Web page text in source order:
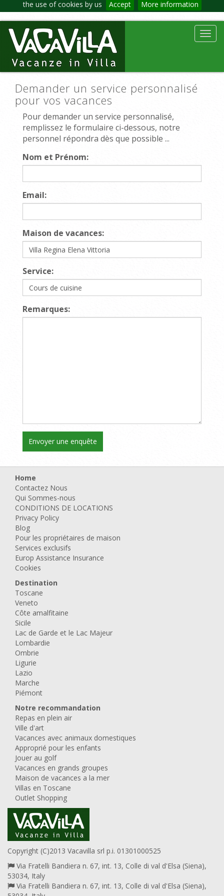
the use of cookies by us Accept More information
Demander un service personnalisé
pour vos vacances
Pour demander un service personnalisé,
remplissez le formulaire ci-dessous, notre
personnel répondra dès que possible ...
Nom et Prénom:
Email:
Maison de vacances:
Service:
Remarques:
Home
Contactez Nous
Qui Sommes-nous
CONDITIONS DE LOCATIONS
Privacy Policy
Blog
Pour les propriétaires de maison
Services exclusifs
Europ Assistance Insurance
Cookies
Destination
Toscane
Veneto
Côte amalfitaine
Sicile
Lac de Garde et le Lac Majeur
Lombardie
Ombrie
Ligurie
Lazio
Marche
Piémont
Notre recommandation
Repas en plein air
Ville d'art
Vacances avec animaux domestiques
Approprié pour les enfants
Jouer au golf
Vacances en grands groupes
Maison de vacances a la mer
Villas en Toscane
Outlet Shopping
Copyright (C)2013 Vacavilla srl p.i. 01301000525
Via Fratelli Bandiera n. 67, int. 13, Colle di val d'Elsa (Siena),
53034, Italy
Via Fratelli Bandiera n. 67, int. 13, Colle di val d'Elsa (Siena),